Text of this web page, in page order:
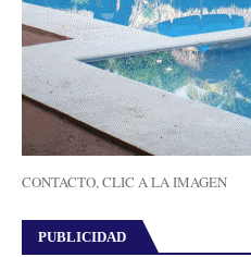
CONTACTO, CLIC A LA IMAGEN
PUBLICIDAD